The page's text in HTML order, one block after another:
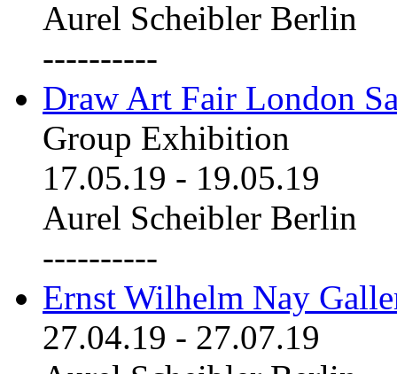
Aurel Scheibler Berlin
----------
Draw Art Fair London
Group Exhibition
17.05.19 - 19.05.19
Aurel Scheibler Berlin
----------
Ernst Wilhelm Nay
27.04.19 - 27.07.19